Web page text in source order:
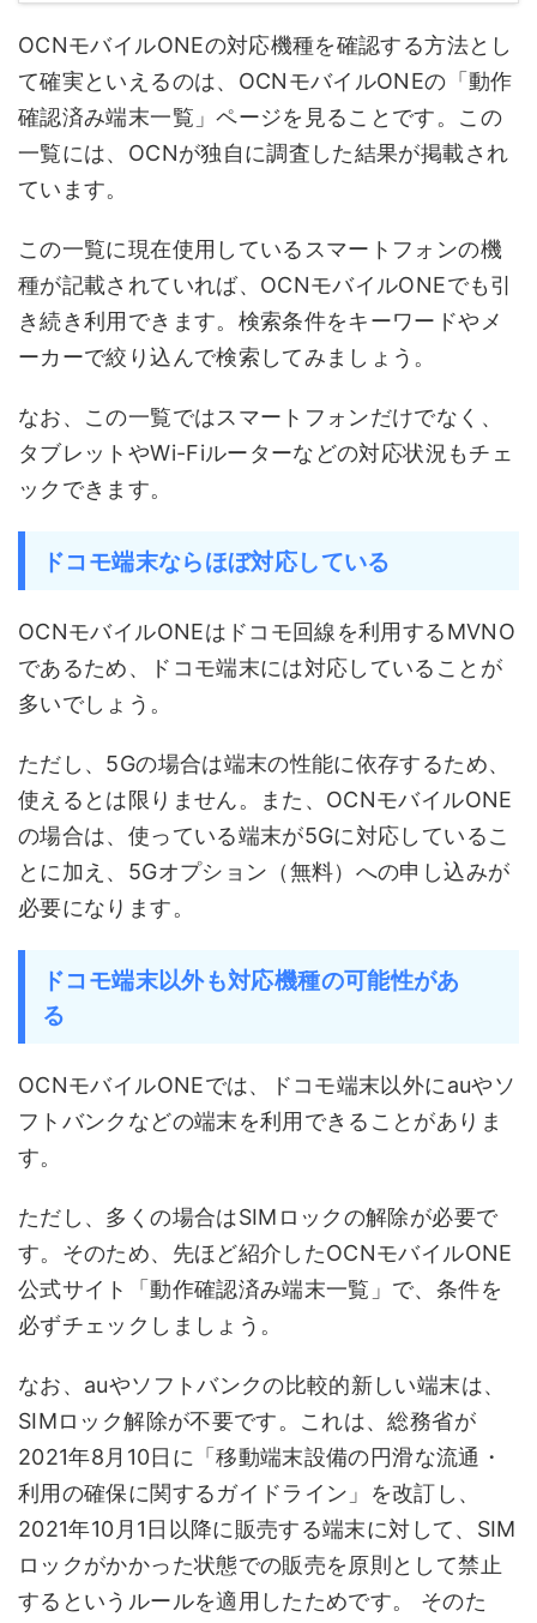
OCNモバイルONEの対応機種を確認する方法とし
て確実といえるのは、OCNモバイルONEの「動作
確認済み端末一覧」ページを見ることです。この
一覧には、OCNが独自に調査した結果が掲載され
ています。
この一覧に現在使用しているスマートフォンの機
種が記載されていれば、OCNモバイルONEでも引
き続き利用できます。検索条件をキーワードやメ
ーカーで絞り込んで検索してみましょう。
なお、この一覧ではスマートフォンだけでなく、
タブレットやWi-Fiルーターなどの対応状況もチェ
ックできます。
ドコモ端末ならほぼ対応している
OCNモバイルONEはドコモ回線を利用するMVNO
であるため、ドコモ端末には対応していることが
多いでしょう。
ただし、5Gの場合は端末の性能に依存するため、
使えるとは限りません。また、OCNモバイルONE
の場合は、使っている端末が5Gに対応しているこ
とに加え、5Gオプション（無料）への申し込みが
必要になります。
ドコモ端末以外も対応機種の可能性があ
る
OCNモバイルONEでは、ドコモ端末以外にauやソ
フトバンクなどの端末を利用できることがありま
す。
ただし、多くの場合はSIMロックの解除が必要で
す。そのため、先ほど紹介したOCNモバイルONE
公式サイト「動作確認済み端末一覧」で、条件を
必ずチェックしましょう。
なお、auやソフトバンクの比較的新しい端末は、
SIMロック解除が不要です。これは、総務省が
2021年8月10日に「移動端末設備の円滑な流通・
利用の確保に関するガイドライン」を改訂し、
2021年10月1日以降に販売する端末に対して、SIM
ロックがかかった状態での販売を原則として禁止
するというルールを適用したためです。 そのた